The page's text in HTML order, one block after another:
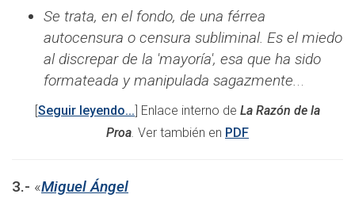
Se trata, en el fondo, de una férrea
autocensura o censura subliminal. Es el miedo
al discrepar de la 'mayoría', esa que ha sido
formateada y manipulada sagazmente...
[Seguir leyendo...] Enlace interno de La Razón de la
Proa. Ver también en PDF
3.- «Miguel Ángel